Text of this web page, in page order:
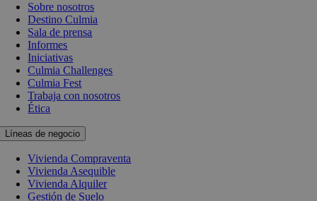
Sobre nosotros
Destino Culmia
Sala de prensa
Informes
Iniciativas
Culmia Challenges
Culmia Fest
Trabaja con nosotros
Ética
Líneas de negocio
Vivienda Compraventa
Vivienda Asequible
Vivienda Alquiler
Gestión de Suelo